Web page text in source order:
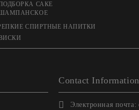
САКЕ
СПИРТНЫЕ НАПИТКИ
Contact
Электронная почта: